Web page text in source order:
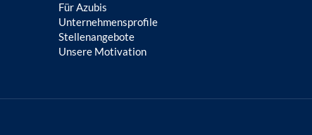
Für Azubis
Unternehmensprofile
Stellenangebote
Unsere Motivation